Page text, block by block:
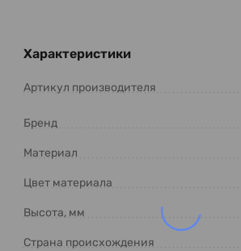
Характеристики
Артикул производителя
Бренд
Материал
Цвет материала
Высота, мм
Страна происхождения